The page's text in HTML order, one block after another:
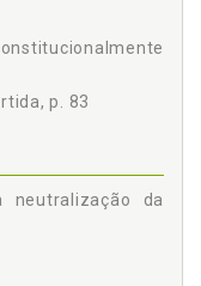
p. 83
neutralização da